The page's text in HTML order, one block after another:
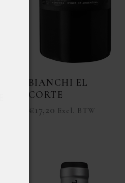
BIANCHI EL
CORTE
€ 17,20 Excl. BTW